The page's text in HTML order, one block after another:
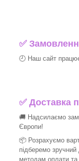
✅
🕘 Наш сайт
✅ Доставка
🚚 Надсилаємо
Європи!
📦 Розрахуємо
підберемо
методам оплати